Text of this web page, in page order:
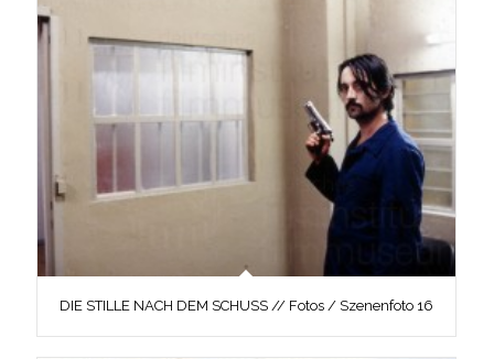
DIE STILLE NACH DEM SCHUSS // Fotos / Szenenfoto 16